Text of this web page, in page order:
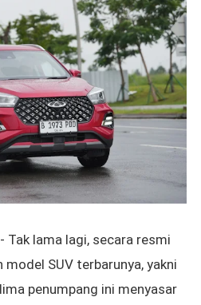
- Tak lama lagi, secara resmi
model SUV terbarunya, yakni
penumpang ini menyasar